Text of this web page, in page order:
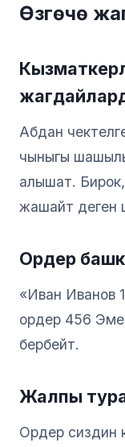
Өзгөчө
Абдан
чыныгы
алышат.
жашайт деген
Ордер
«Иван Иванов
ордер 456
бербейт.
Жалпы
Ордер сиздин